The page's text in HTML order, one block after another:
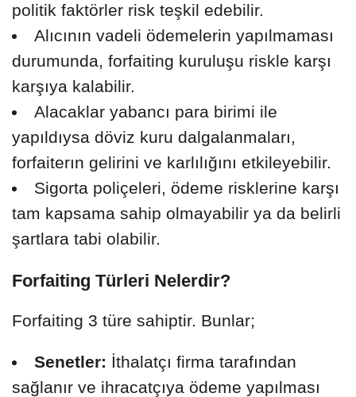
politik faktörler risk teşkil edebilir.
Alıcının vadeli ödemelerin yapılmaması
durumunda, forfaiting kuruluşu riskle karşı
karşıya kalabilir.
Alacaklar yabancı para birimi ile
yapıldıysa döviz kuru dalgalanmaları,
forfaiterın gelirini ve karlılığını etkileyebilir.
Sigorta poliçeleri, ödeme risklerine karşı
tam kapsama sahip olmayabilir ya da belirli
şartlara tabi olabilir.
Forfaiting Türleri Nelerdir?
Forfaiting 3 türe sahiptir. Bunlar;
Senetler: İthalatçı firma tarafından
sağlanır ve ihracatçıya ödeme yapılması